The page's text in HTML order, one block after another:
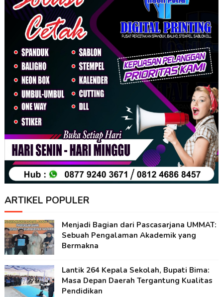
ARTIKEL POPULER
Menjadi Bagian dari Pascasarjana UMMAT:
Sebuah Pengalaman Akademik yang
Bermakna
Lantik 264 Kepala Sekolah, Bupati Bima:
Masa Depan Daerah Tergantung Kualitas
Pendidikan